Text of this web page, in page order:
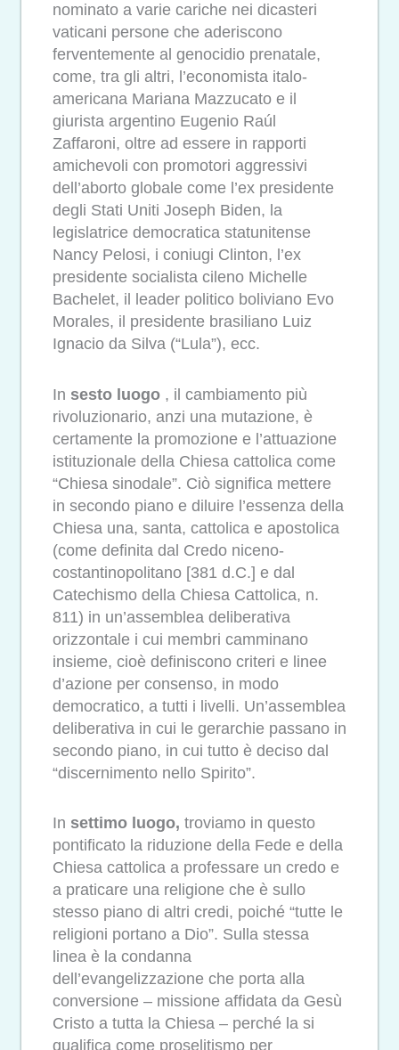
nominato a varie cariche nei dicasteri
vaticani persone che aderiscono
ferventemente al genocidio prenatale,
come, tra gli altri, l’economista italo-
americana Mariana Mazzucato e il
giurista argentino Eugenio Raúl
Zaffaroni, oltre ad essere in rapporti
amichevoli con promotori aggressivi
dell’aborto globale come l’ex presidente
degli Stati Uniti Joseph Biden, la
legislatrice democratica statunitense
Nancy Pelosi, i coniugi Clinton, l’ex
presidente socialista cileno Michelle
Bachelet, il leader politico boliviano Evo
Morales, il presidente brasiliano Luiz
Ignacio da Silva (“Lula”), ecc.
In sesto luogo , il cambiamento più
rivoluzionario, anzi una mutazione, è
certamente la promozione e l’attuazione
istituzionale della Chiesa cattolica come
“Chiesa sinodale”. Ciò significa mettere
in secondo piano e diluire l’essenza della
Chiesa una, santa, cattolica e apostolica
(come definita dal Credo niceno-
costantinopolitano [381 d.C.] e dal
Catechismo della Chiesa Cattolica, n.
811) in un’assemblea deliberativa
orizzontale i cui membri camminano
insieme, cioè definiscono criteri e linee
d’azione per consenso, in modo
democratico, a tutti i livelli. Un’assemblea
deliberativa in cui le gerarchie passano in
secondo piano, in cui tutto è deciso dal
“discernimento nello Spirito”.
In settimo luogo, troviamo in questo
pontificato la riduzione della Fede e della
Chiesa cattolica a professare un credo e
a praticare una religione che è sullo
stesso piano di altri credi, poiché “tutte le
religioni portano a Dio”. Sulla stessa
linea è la condanna
dell’evangelizzazione che porta alla
conversione – missione affidata da Gesù
Cristo a tutta la Chiesa – perché la si
qualifica come proselitismo per